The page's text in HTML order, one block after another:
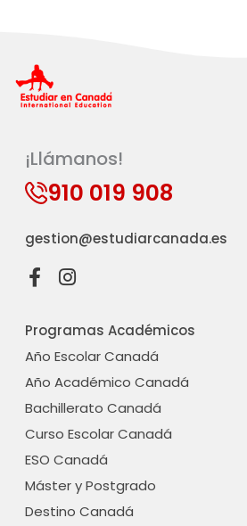
Programas Académicos
Año Escolar Canadá
Año Académico Canadá
Bachillerato Canadá
Curso Escolar Canadá
ESO Canadá
Máster y Postgrado
Destino Canadá
¡Llámanos!
910 019 908
gestion@estudiarcanada.es
F
a
e
b
o
o
k
-
f
I
t
a
g
r
a
m